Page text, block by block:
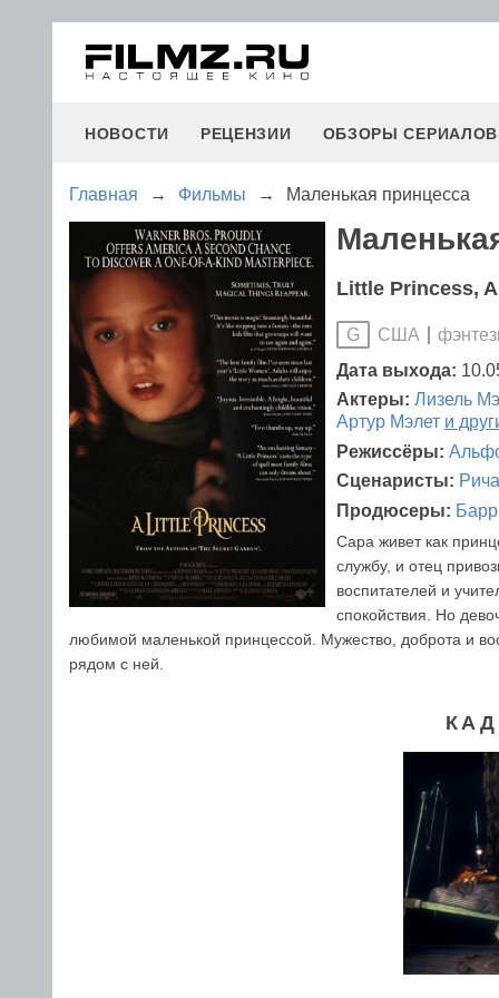
НОВОСТИ РЕЦЕНЗИИ ОБЗОРЫ СЕРИАЛОВ
Главная → Фильмы → Маленькая принцесса
Little Princess, A
G США
Дата выхода:
Актеры: Лизель
Артур Мэлет и
Режиссёры:
Сценаристы:
Продюсеры:
Сара живет как
службу, и отец
воспитателей и
спокойствия. Но
любимой маленькой принцессой. Мужество, доброта и
рядом с ней.